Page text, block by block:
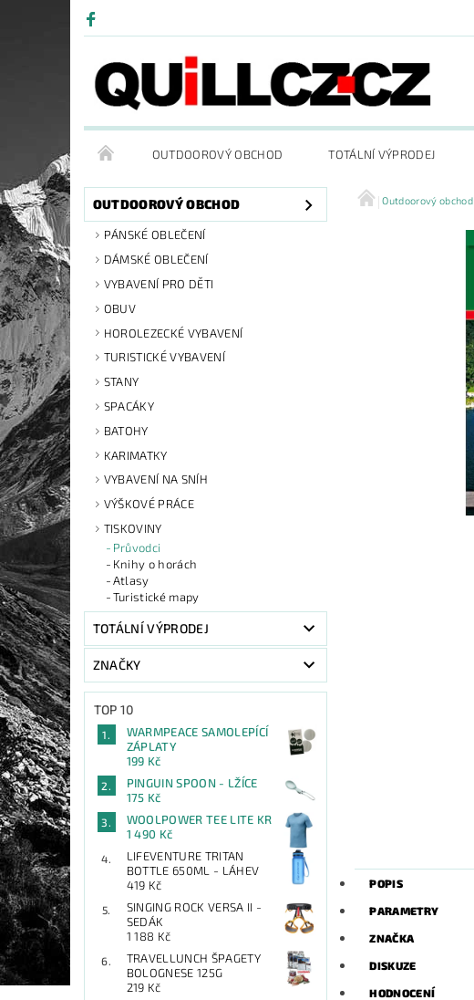
OUTDOOROVÝ OBCHOD TOTÁLNÍ VÝPRODEJ
OUTDOOROVÝ OBCHOD
PÁNSKÉ OBLEČENÍ
DÁMSKÉ OBLEČENÍ
VYBAVENÍ PRO DĚTI
OBUV
HOROLEZECKÉ VYBAVENÍ
TURISTICKÉ VYBAVENÍ
STANY
SPACÁKY
BATOHY
KARIMATKY
VYBAVENÍ NA SNÍH
VÝŠKOVÉ PRÁCE
TISKOVINY
Průvodci
Knihy o horách
Atlasy
Turistické mapy
TOTÁLNÍ VÝPRODEJ
ZNAČKY
TOP 10
WARMPEACE SAMOLEPÍCÍ
ZÁPLATY
199 Kč
PINGUIN SPOON - LŽÍCE
175 Kč
WOOLPOWER TEE LITE KR
1 490 Kč
LIFEVENTURE TRITAN
BOTTLE 650ML - LÁHEV
419 Kč
SINGING ROCK VERSA II -
SEDÁK
1 188 Kč
TRAVELLUNCH ŠPAGETY
BOLOGNESE 125G
219 Kč
Outdoorový obchod
POPIS
PARAMETRY
ZNAČKA
DISKUZE
HODNOCENÍ